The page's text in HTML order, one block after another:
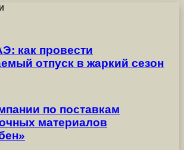
как провести
отпуск в жаркий сезон
по поставкам
материалов